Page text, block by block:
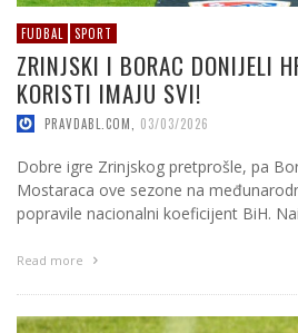
FUDBAL SPORT
ZRINJSKI I BORAC DONIJELI
KORISTI IMAJU SVI!
PRAVDABL.COM 03/03/2026
Dobre igre Zrinjskog pretprošle, pa
Mostaraca ove sezone na
popravile nacionalni koeficijent BiH.
Read more